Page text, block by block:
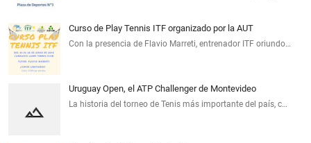
Curso de Play Tennis ITF organizado por la AUT
Con la presencia de Flavio Marreti, entrenador ITF oriundo…
Uruguay Open, el ATP Challenger de Montevideo
La historia del torneo de Tenis más importante del país, c…